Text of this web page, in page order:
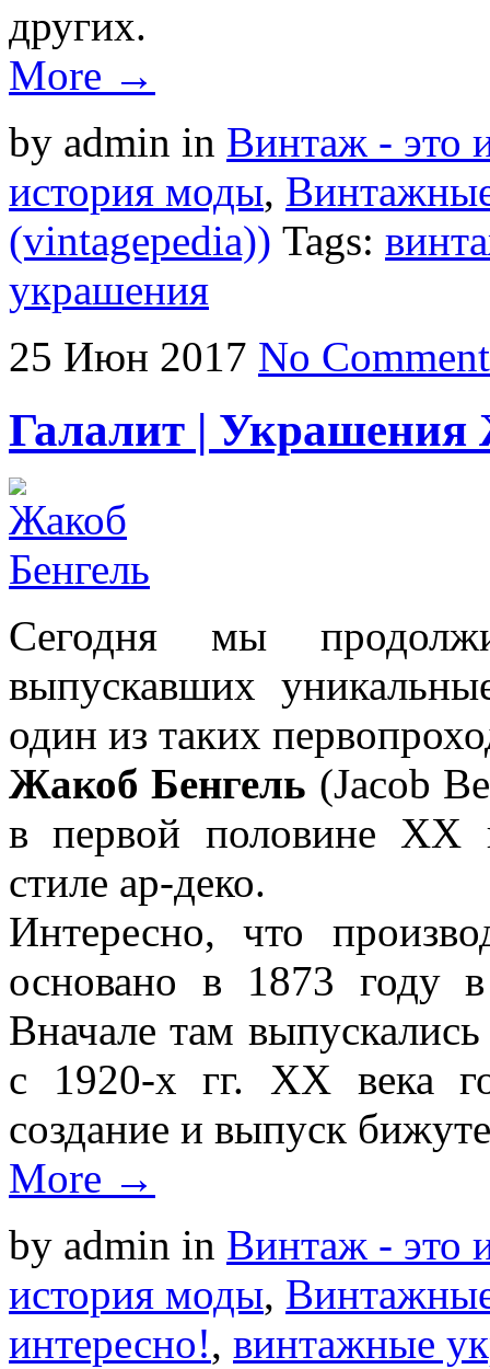
других.
More →
by admin in Винтаж - это
история моды,
(vintagepedia)) Tags:
украшения
25 Июн 2017 No
Галалит | Украшения
Сегодня мы
выпускавших
один из таких
Жакоб Бенгель (Jacob
в первой половине XX
стиле ар-деко.
Интересно, что
основано в 1873 году
Вначале там
с 1920-х гг. XX века
создание и выпуск
More →
by admin in Винтаж - это
история моды,
интересно!, винтажные